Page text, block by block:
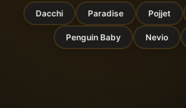
Dacchi Paradise Pojjet
Penguin Baby Nevio